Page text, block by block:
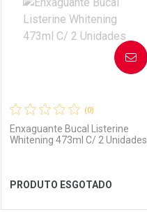
Ver Desconto Convênio
(0)
Enxaguante Bucal Listerine
Whitening 473ml C/ 2 Unidades
PRODUTO ESGOTADO
AVISE-ME